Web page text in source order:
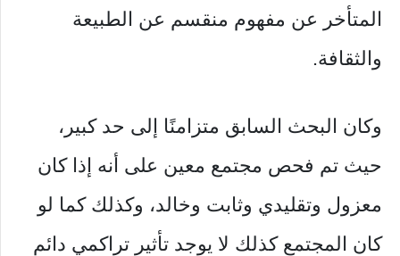
المتأخر عن مفهوم منقسم عن الطبيعة
والثقافة.
وكان البحث السابق متزامنًا إلى حد كبير،
حيث تم فحص مجتمع معين على أنه إذا كان
معزول وتقليدي وثابت وخالد، وكذلك كما لو
كان المجتمع كذلك لا يوجد تأثير تراكمي دائم